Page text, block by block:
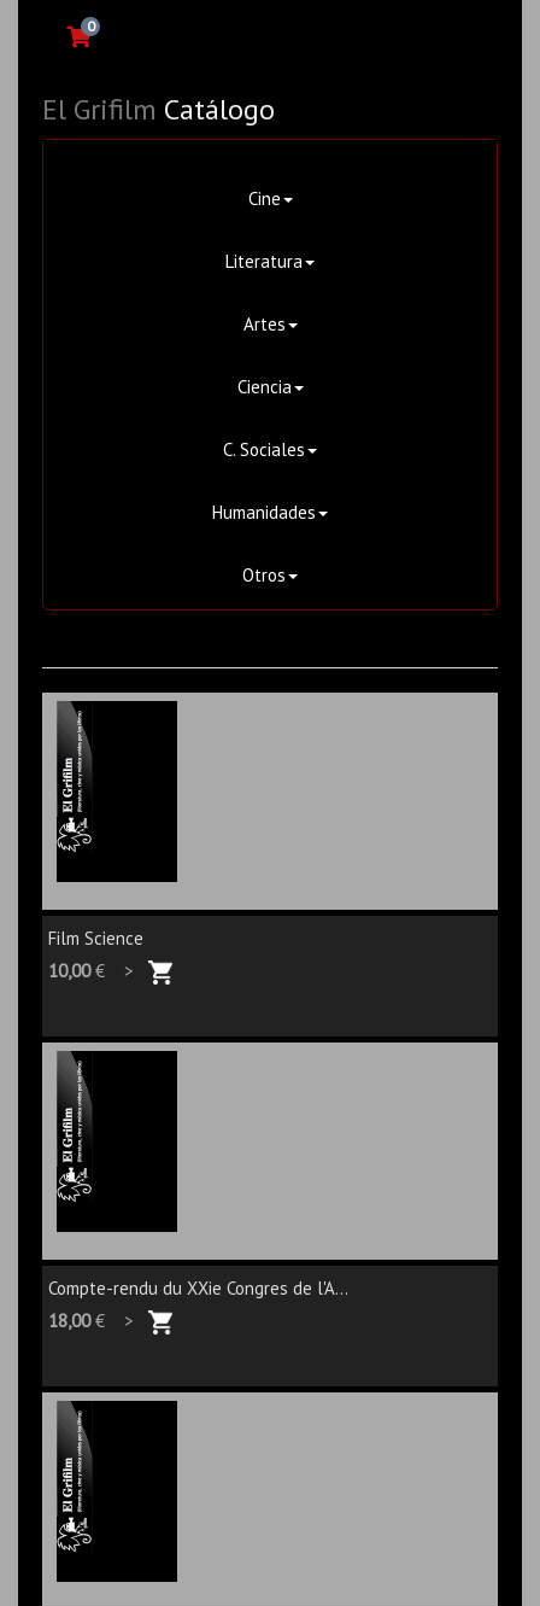
0
El Grifilm Catálogo
Cine
Literatura
Artes
Ciencia
C. Sociales
Humanidades
Otros
Film Science
10,00€ >
Compte-rendu du XXie Congres de l'A...
18,00€ >